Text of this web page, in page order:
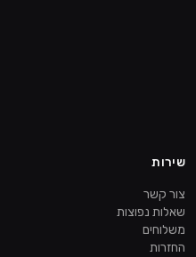
שירות
צור קשר
שאלות נפוצות
משלוחים
החזרות